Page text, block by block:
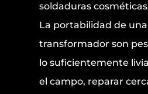
soldaduras
La portabilidad de
transformador son
lo suficientemente
el campo, reparar